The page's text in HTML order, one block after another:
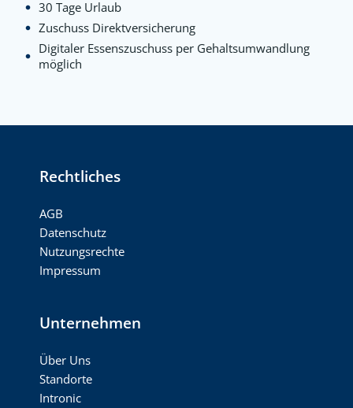
30 Tage Urlaub
Zuschuss Direktversicherung
Digitaler Essenszuschuss per Gehaltsumwandlung
möglich
Rechtliches
AGB
Datenschutz
Nutzungsrechte
Impressum
Unternehmen
Über Uns
Standorte
Intronic